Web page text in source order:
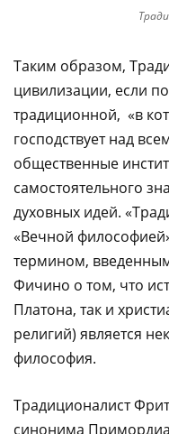
Таким образом,
цивилизации, если
традиционной, «в
господствует над
общественные
самостоятельного
духовных идей.
«Вечной
термином,
Фичино о том, что
Платона, так и
религий) является
философия.
Традиционалист
синонима